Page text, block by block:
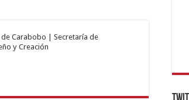
Carabobo | Secretaría de
y Creación